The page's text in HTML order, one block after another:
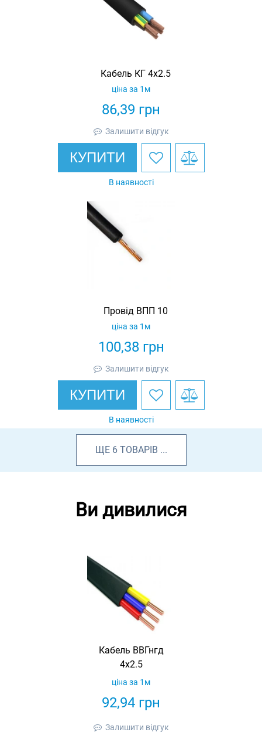
Кабель КГ 4х2.5
86,39 грн
ціна за 1м
Залишити відгук
КУПИТИ
В наявності
Провід ВПП 10
100,38грн
ціна за 1м
Залишити відгук
КУПИТИ
В наявності
ЩЕ 6 ТОВАРІВ ...
Ви дивилися
Кабель ВВГнгд
4х2.5
92,94 грн
ціна за 1м
Залишити відгук